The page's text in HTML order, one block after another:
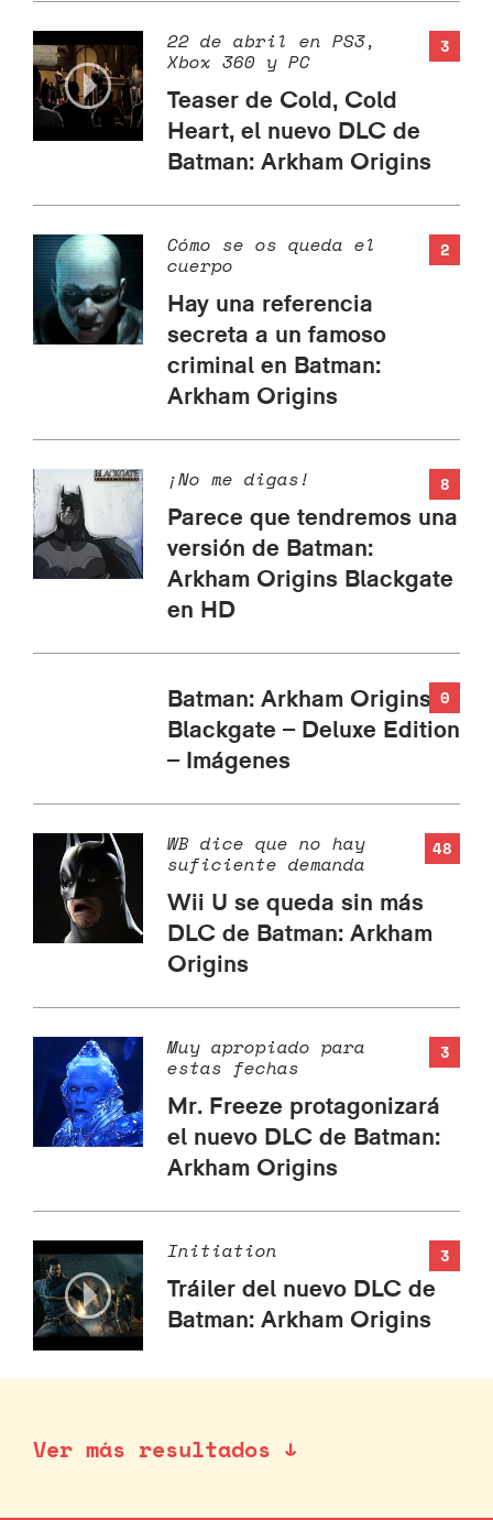
3
22 de abril en PS3,
Xbox 360 y PC
Teaser de Cold, Cold
Heart, el nuevo DLC de
Batman: Arkham Origins
2
Cómo se os queda el
cuerpo
Hay una referencia
secreta a un famoso
criminal en Batman:
Arkham Origins
8
¡No me digas!
Parece que tendremos una
versión de Batman:
Arkham Origins Blackgate
en HD
0
Batman: Arkham Origins
Blackgate – Deluxe Edition
– Imágenes
48
WB dice que no hay
suficiente demanda
Wii U se queda sin más
DLC de Batman: Arkham
Origins
3
Muy apropiado para
estas fechas
Mr. Freeze protagonizará
el nuevo DLC de Batman:
Arkham Origins
3
Initiation
Tráiler del nuevo DLC de
Batman: Arkham Origins
Ver más resultados ↓